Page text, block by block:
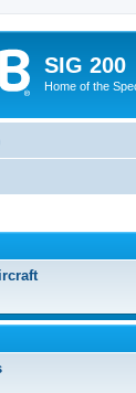
SIG 200
Home of the